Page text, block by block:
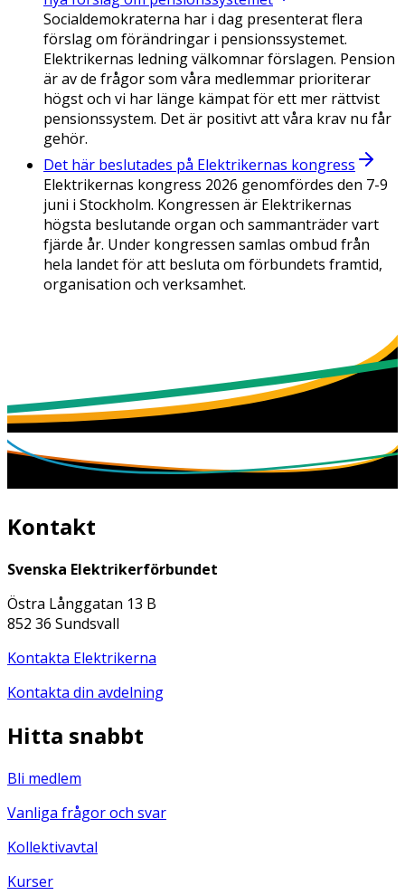
Socialdemokraterna har i dag presenterat flera
förslag om förändringar i pensionssystemet.
Elektrikernas ledning välkomnar förslagen. Pension
är av de frågor som våra medlemmar prioriterar
högst och vi har länge kämpat för ett mer rättvist
pensionssystem. Det är positivt att våra krav nu får
gehör.
Det här beslutades på Elektrikernas kongress
Elektrikernas kongress 2026 genomfördes den 7-9
juni i Stockholm. Kongressen är Elektrikernas
högsta beslutande organ och sammanträder vart
fjärde år. Under kongressen samlas ombud från
hela landet för att besluta om förbundets framtid,
organisation och verksamhet.
Kontakt
Svenska Elektrikerförbundet
Östra Långgatan 13 B
852 36 Sundsvall
Kontakta Elektrikerna
Kontakta din avdelning
Hitta snabbt
Bli medlem
Vanliga frågor och svar
Kollektivavtal
Kurser